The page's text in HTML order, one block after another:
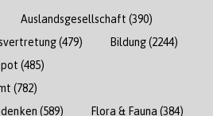
Auslandsgesellschaft (390)
(479) Bildung(2244)
(485)
(782)
(589) Flora & Fauna (384)